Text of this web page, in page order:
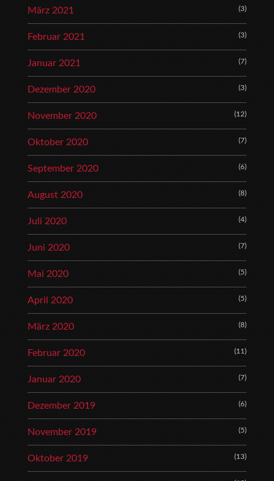
März 2021 (3)
Februar 2021 (3)
Januar 2021 (7)
Dezember 2020 (3)
November 2020 (12)
Oktober 2020 (7)
September 2020 (6)
August 2020 (8)
Juli 2020 (4)
Juni 2020 (7)
Mai 2020 (5)
April 2020 (5)
März 2020 (8)
Februar 2020 (11)
Januar 2020 (7)
Dezember 2019 (6)
November 2019 (5)
Oktober 2019 (13)